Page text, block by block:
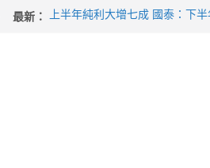
最新： 上半年純利大增七成 國泰：下